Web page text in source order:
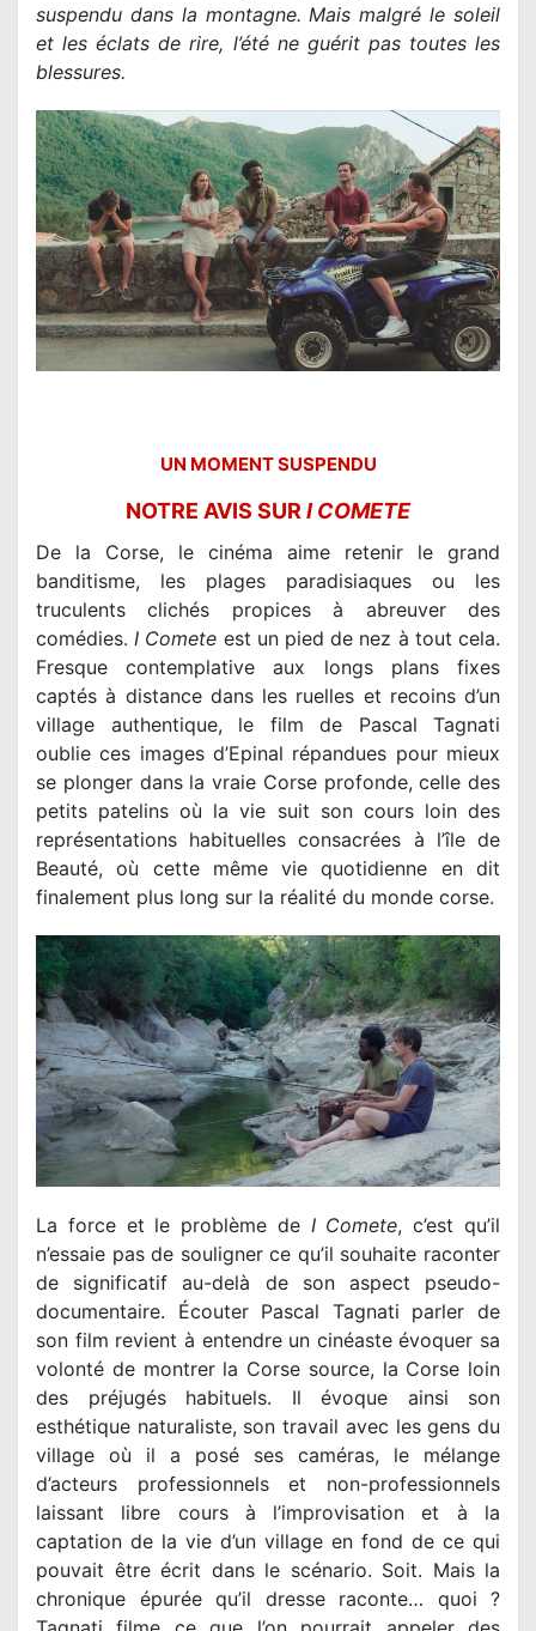
suspendu dans la montagne. Mais malgré le soleil
et les éclats de rire, l’été ne guérit pas toutes les
blessures.
UN MOMENT SUSPENDU
NOTRE AVIS SUR I COMETE
De la Corse, le cinéma aime retenir le grand
banditisme, les plages paradisiaques ou les
truculents clichés propices à abreuver des
comédies. I Comete est un pied de nez à tout cela.
Fresque contemplative aux longs plans fixes
captés à distance dans les ruelles et recoins d’un
village authentique, le film de Pascal Tagnati
oublie ces images d’Epinal répandues pour mieux
se plonger dans la vraie Corse profonde, celle des
petits patelins où la vie suit son cours loin des
représentations habituelles consacrées à l’île de
Beauté, où cette même vie quotidienne en dit
finalement plus long sur la réalité du monde corse.
La force et le problème de I Comete, c’est qu’il
n’essaie pas de souligner ce qu’il souhaite raconter
de significatif au-delà de son aspect pseudo-
documentaire. Écouter Pascal Tagnati parler de
son film revient à entendre un cinéaste évoquer sa
volonté de montrer la Corse source, la Corse loin
des préjugés habituels. Il évoque ainsi son
esthétique naturaliste, son travail avec les gens du
village où il a posé ses caméras, le mélange
d’acteurs professionnels et non-professionnels
laissant libre cours à l’improvisation et à la
captation de la vie d’un village en fond de ce qui
pouvait être écrit dans le scénario. Soit. Mais la
chronique épurée qu’il dresse raconte… quoi ?